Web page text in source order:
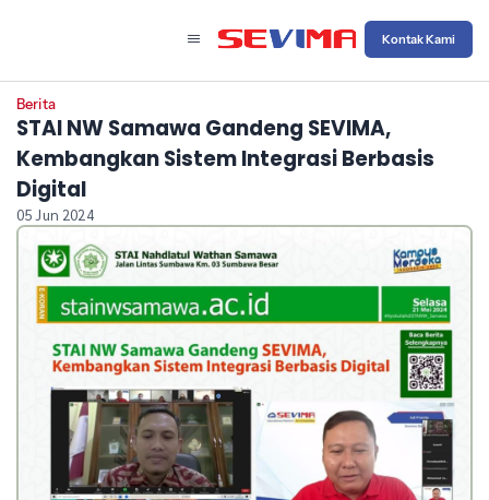
Kontak Kami
Berita
STAI NW Samawa Gandeng SEVIMA,
Kembangkan Sistem Integrasi Berbasis
Digital
05 Jun 2024